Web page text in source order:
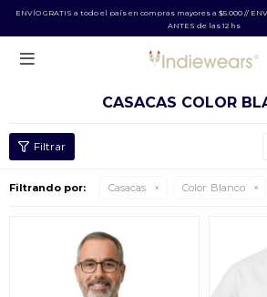
ENVÍO GRATIS a todo el país en compras mayores a $5.000 //
ANTES de las 12 hs

CASACAS COLOR
Filtrando por: Casacas Color: Blanco